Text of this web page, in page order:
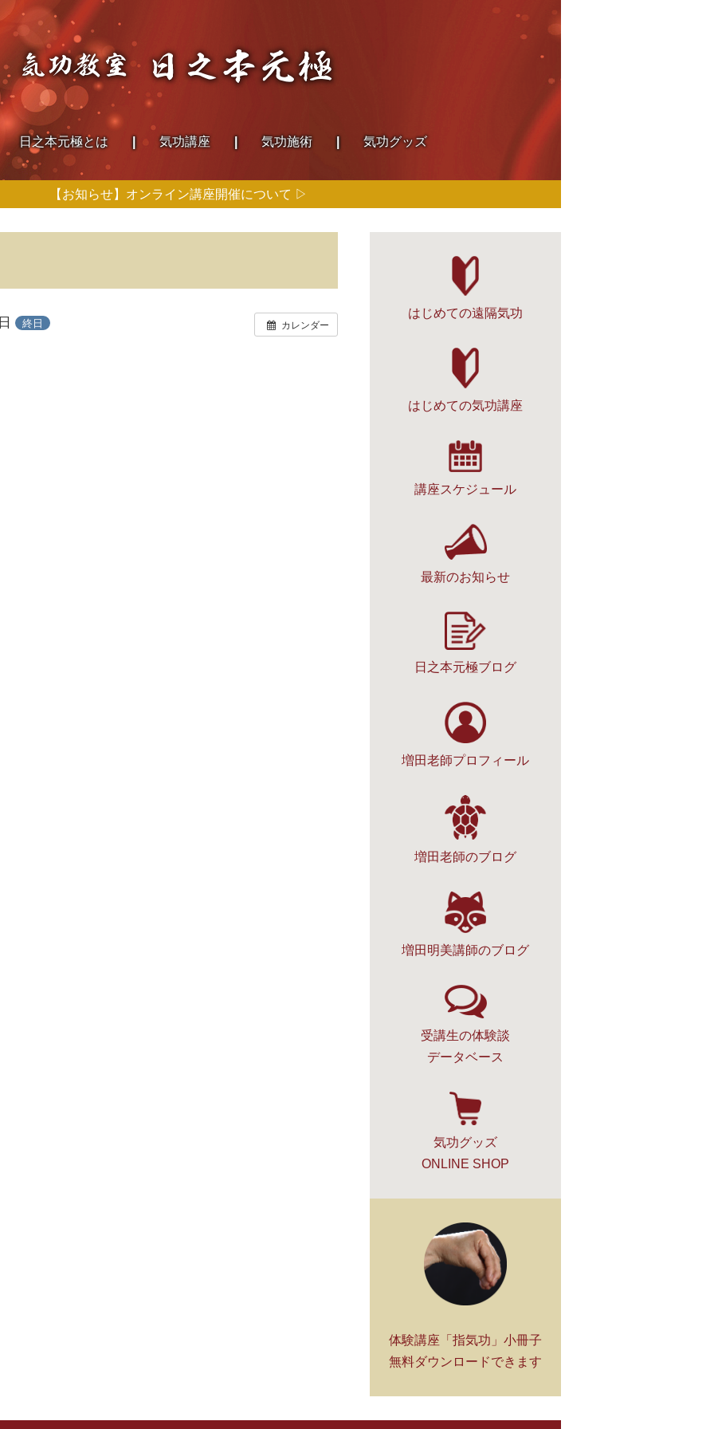
日之本元極とは 気功講座 気功施術 気功グッズ
【お知らせ】オンライン講座開催について ▷
カレンダー
終日
はじめての遠隔気功
はじめての気功講座
講座スケジュール
最新のお知らせ
日之本元極ブログ
増田老師プロフィール
増田老師のブログ
増田明美講師のブログ
受講生の体験談
データベース
気功グッズ
ONLINE SHOP
体験講座「指気功」小冊子
無料ダウンロードできます